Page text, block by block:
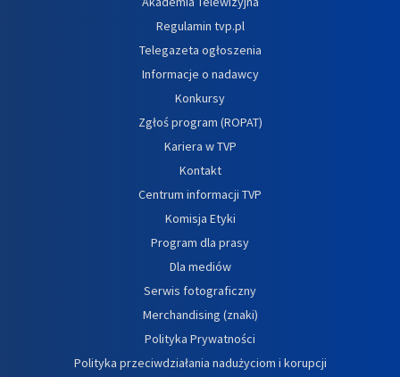
Regulamin tvp.pl
Telegazeta ogłoszenia
Informacje o nadawcy
Konkursy
Zgłoś program (ROPAT)
Kariera w TVP
Kontakt
Centrum informacji TVP
Komisja Etyki
Program dla prasy
Dla mediów
Serwis fotograficzny
Merchandising (znaki)
Polityka Prywatności
Polityka przeciwdziałania nadużyciom i korupcji